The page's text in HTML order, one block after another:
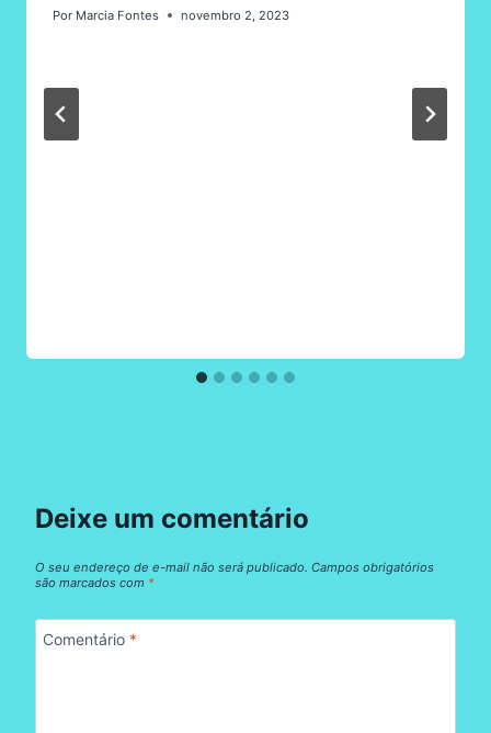
Por Marcia Fontes novembro 2, 2023
Deixe um comentário
O seu endereço de e-mail não será publicado. Campos obrigatórios
são marcados com *
Comentário *